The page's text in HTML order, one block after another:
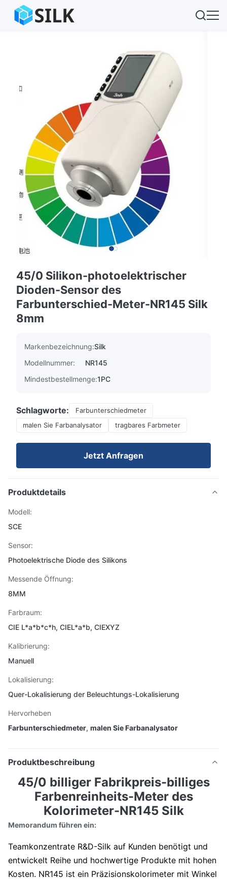
45/0 Silikon-photoelektrischer
Dioden-Sensor des
Farbunterschied-Meter-NR145 Silk
8mm
Markenbezeichnung:Silk
Modellnummer:
NR145
Mindestbestellmenge:1PC
Schlagworte:
Farbunterschiedmeter
malen Sie Farbanalysator
tragbares Farbmeter
Jetzt Anfragen
Produktdetails
Modell:
SCE
Sensor:
Photoelektrische Diode des Silikons
Messende Öffnung:
8MM
Farbraum:
CIE L*a*b*c*h, CIEL*a*b, CIEXYZ
Kalibrierung:
Manuell
Lokalisierung:
Quer-Lokalisierung der Beleuchtungs-Lokalisierung
Hervorheben
Farbunterschiedmeter, malen Sie Farbanalysator
Produktbeschreibung
45/0 billiger Fabrikpreis-billiges
Farbenreinheits-Meter des
Kolorimeter-NR145 Silk
Memorandum führen ein:
Teamkonzentrate R&D-Silk auf Kunden benötigt und
entwickelt Reihe und hochwertige Produkte mit hohen
Kosten. NR145 ist ein Präzisionskolorimeter mit Winkel